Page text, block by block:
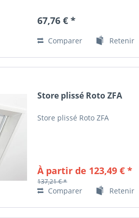
67,76 € *
Comparer Retenir
Store plissé Roto ZFA
Store plissé Roto ZFA
À partir de 123,49 € *
137,21 € *
Comparer Retenir